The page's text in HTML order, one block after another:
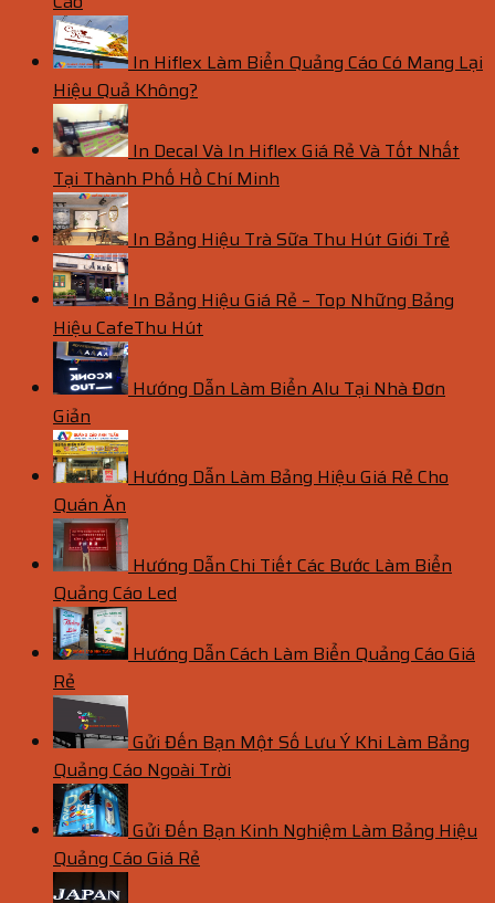
In Hiflex Làm Biển Quảng Cáo Có Mang Lại
Hiệu Quả Không?
In Decal Và In Hiflex Giá Rẻ Và Tốt Nhất
Tại Thành Phố Hồ Chí Minh
In Bảng Hiệu Trà Sữa Thu Hút Giới Trẻ
In Bảng Hiệu Giá Rẻ – Top Những Bảng
Hiệu CafeThu Hút
Hướng Dẫn Làm Biển Alu Tại Nhà Đơn
Giản
Hướng Dẫn Làm Bảng Hiệu Giá Rẻ Cho
Quán Ăn
Hướng Dẫn Chi Tiết Các Bước Làm Biển
Quảng Cáo Led
Hướng Dẫn Cách Làm Biển Quảng Cáo Giá
Rẻ
Gửi Đến Bạn Một Số Lưu Ý Khi Làm Bảng
Quảng Cáo Ngoài Trời
Gửi Đến Bạn Kinh Nghiệm Làm Bảng Hiệu
Quảng Cáo Giá Rẻ